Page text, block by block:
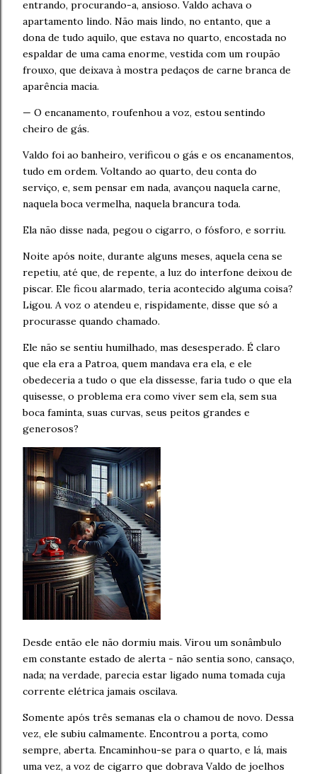
entrando, procurando-a, ansioso. Valdo achava o
apartamento lindo. Não mais lindo, no entanto, que a
dona de tudo aquilo, que estava no quarto, encostada no
espaldar de uma cama enorme, vestida com um roupão
frouxo, que deixava à mostra pedaços de carne branca de
aparência macia.
— O encanamento, roufenhou a voz, estou sentindo
cheiro de gás.
Valdo foi ao banheiro, verificou o gás e os encanamentos,
tudo em ordem. Voltando ao quarto, deu conta do
serviço, e, sem pensar em nada, avançou naquela carne,
naquela boca vermelha, naquela brancura toda.
Ela não disse nada, pegou o cigarro, o fósforo, e sorriu.
Noite após noite, durante alguns meses, aquela cena se
repetiu, até que, de repente, a luz do interfone deixou de
piscar. Ele ficou alarmado, teria acontecido alguma coisa?
Ligou. A voz o atendeu e, rispidamente, disse que só a
procurasse quando chamado.
Ele não se sentiu humilhado, mas desesperado. É claro
que ela era a Patroa, quem mandava era ela, e ele
obedeceria a tudo o que ela dissesse, faria tudo o que ela
quisesse, o problema era como viver sem ela, sem sua
boca faminta, suas curvas, seus peitos grandes e
generosos?
Desde então ele não dormiu mais. Virou um sonâmbulo
em constante estado de alerta - não sentia sono, cansaço,
nada; na verdade, parecia estar ligado numa tomada cuja
corrente elétrica jamais oscilava.
Somente após três semanas ela o chamou de novo. Dessa
vez, ele subiu calmamente. Encontrou a porta, como
sempre, aberta. Encaminhou-se para o quarto, e lá, mais
uma vez, a voz de cigarro que dobrava Valdo de joelhos